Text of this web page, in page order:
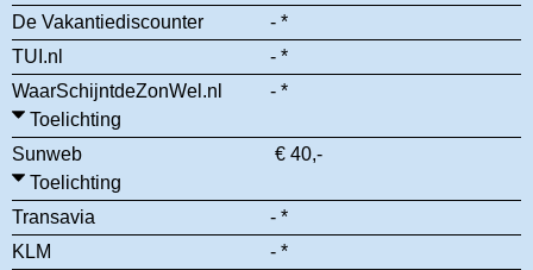
De Vakantiediscounter
- *
TUI.nl
- *
WaarSchijntdeZonWel.nl
- *
Toelichting
Sunweb
€ 40,-
Toelichting
Transavia
- *
KLM
- *